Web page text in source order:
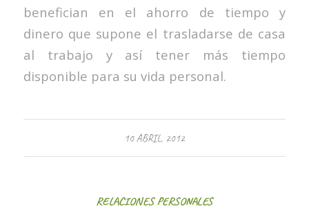
benefician en el ahorro de tiempo y
dinero que supone el trasladarse de casa
al trabajo y así tener más tiempo
disponible para su vida personal.
10 ABRIL, 2012
RELACIONES PERSONALES